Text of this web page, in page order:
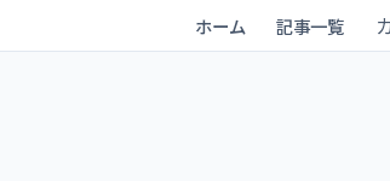
ホーム 記事一覧